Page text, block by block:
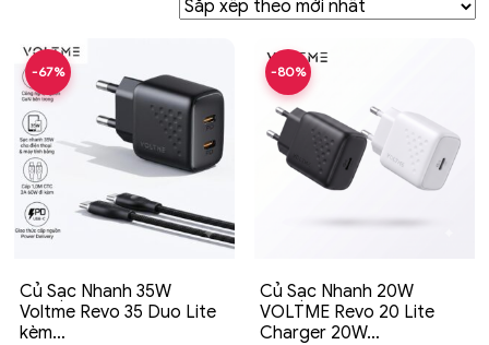
-67%
Củ Sạc Nhanh 35W
Voltme Revo 35 Duo Lite
kèm…
-80%
Củ Sạc Nhanh 20W
VOLTME Revo 20 Lite
Charger 20W…